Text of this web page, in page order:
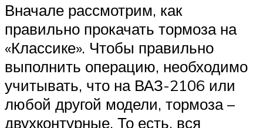
Вначале рассмотрим, как
правильно прокачать тормоза на
«Классике». Чтобы правильно
выполнить операцию, необходимо
учитывать, что на ВАЗ-2106 или
любой другой модели, тормоза –
двухконтурные. То есть, вся